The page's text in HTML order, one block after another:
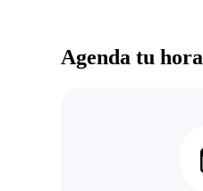
Agenda tu hora